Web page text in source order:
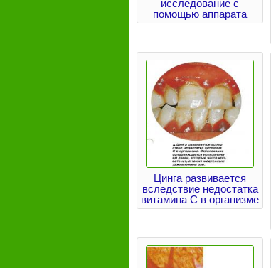
исследование с
помощью аппарата
Цинга развивается
вследствие недостатка
витамина С в организме